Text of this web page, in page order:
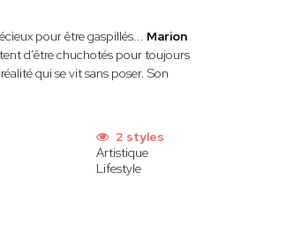
pour être gaspillés... Marion
d'être chuchotés pour toujours
qui se vit sans poser. Son
2 styles
Artistique
Lifestyle